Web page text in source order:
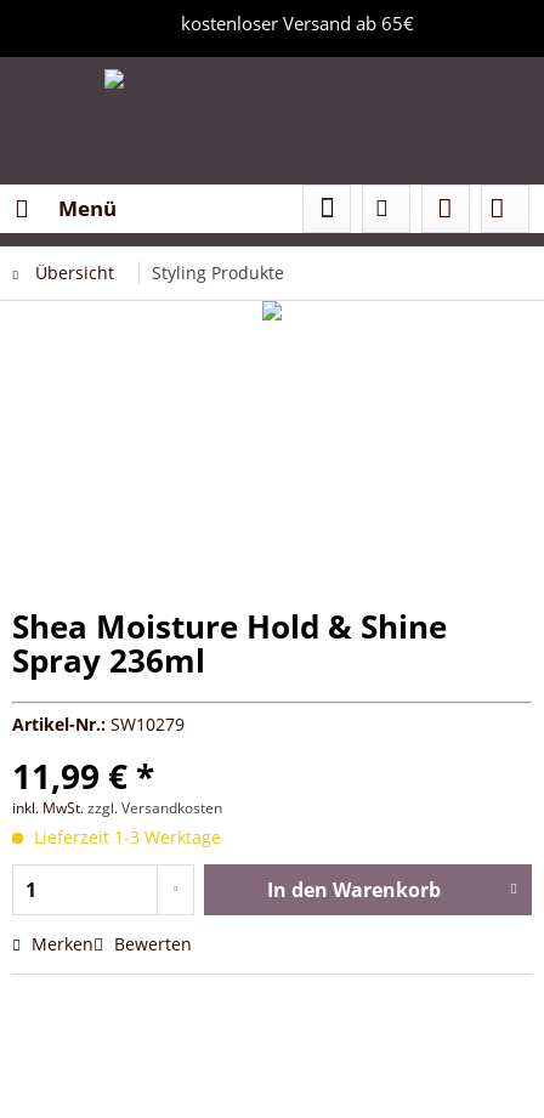
kostenloser Versand ab 65€
Menü
Übersicht Styling Produkte
Shea Moisture Hold & Shine
Spray 236ml
Artikel-Nr.: SW10279
11,99 € *
inkl. MwSt.zzgl. Versandkosten
Lieferzeit 1-3 Werktage
In den Warenkorb
Merken Bewerten